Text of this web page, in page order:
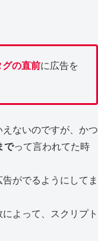
の直前に広告を
ないのですが、かつ
でって言われてた時
告がでるようにしてま
よって、スクリプト